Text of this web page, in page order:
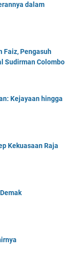
dalam
Faiz, Pengasuh
Sudirman Colombo
Kejayaan hingga
Kekuasaan Raja